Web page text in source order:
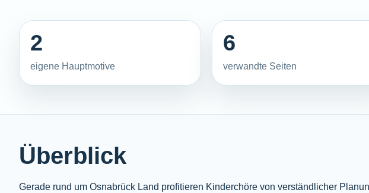
2
eigene Hauptmotive
6
verwandte Seiten
Überblick
Gerade rund um Osnabrück Land profitieren Kinderchöre von verständlicher